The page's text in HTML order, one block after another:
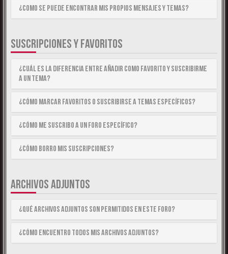
¿Como se puede encontrar mis propios mensajes y temas?
SUSCRIPCIONES Y FAVORITOS
¿Cuál es la diferencia entre añadir como Favorito y suscribirme
a un tema?
¿Cómo marcar Favoritos o suscribirse a temas específicos?
¿Cómo me suscribo a un foro específico?
¿Cómo borro mis suscripciones?
ARCHIVOS ADJUNTOS
¿Qué archivos adjuntos son permitidos en este foro?
¿Cómo encuentro todos mis archivos adjuntos?